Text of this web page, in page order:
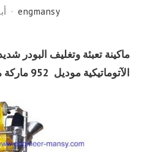
engmansy
ماكينة تعبئة وتغليف البودر
الآتوماتيكية موديل 952 ماركة مهندس منسي